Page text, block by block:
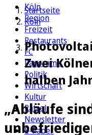
Köln
Region
Freizeit
Restaurants
FC
Panorama
Politik
Wirtschaft
Kultur
Rätsel
Newsletter
E-Paper
Startseite
Köln
Zwei
halben
„Abläufe